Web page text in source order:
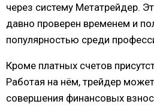
через систему Метатрейдер.
давно проверен временем и
популярностью среди
Кроме платных счетов
Работая на нём, трейдер
совершения финансовых